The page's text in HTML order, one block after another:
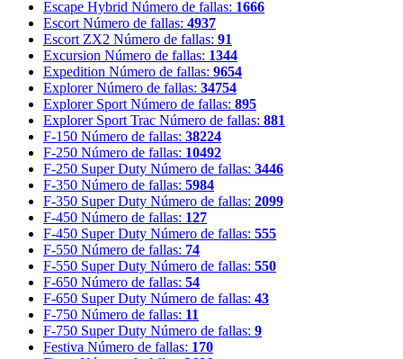
Escape Hybrid Número de fallas: 1666
Escort Número de fallas: 4937
Escort ZX2 Número de fallas: 91
Excursion Número de fallas: 1344
Expedition Número de fallas: 9654
Explorer Número de fallas: 34754
Explorer Sport Número de fallas: 895
Explorer Sport Trac Número de fallas: 881
F-150 Número de fallas: 38224
F-250 Número de fallas: 10492
F-250 Super Duty Número de fallas: 3446
F-350 Número de fallas: 5984
F-350 Super Duty Número de fallas: 2099
F-450 Número de fallas: 127
F-450 Super Duty Número de fallas: 555
F-550 Número de fallas: 74
F-550 Super Duty Número de fallas: 550
F-650 Número de fallas: 54
F-650 Super Duty Número de fallas: 43
F-750 Número de fallas: 11
F-750 Super Duty Número de fallas: 9
Festiva Número de fallas: 170